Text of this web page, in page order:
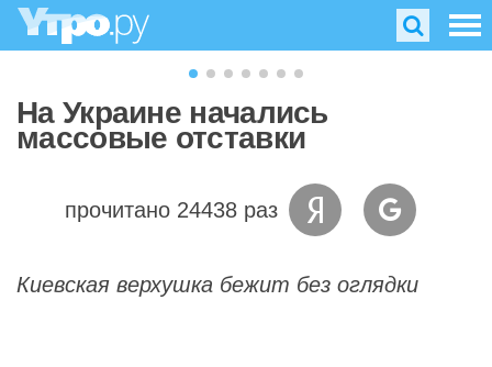
На Украине начались
массовые отставки
прочитано 24438 раз
Киевская верхушка бежит без оглядки